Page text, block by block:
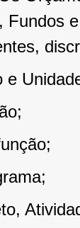
Fundos
e